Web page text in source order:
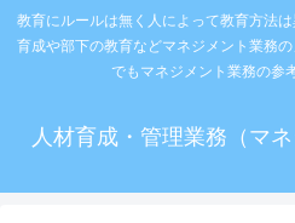
教育にルールは無く人によって教育方法
育成や部下の教育などマネジメント業務
でもマネジメント業務の参
人材育成・管理業務（マ